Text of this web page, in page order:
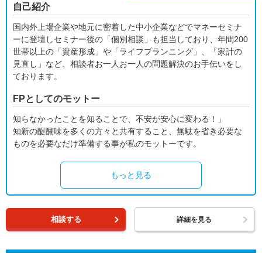
自己紹介
国内外上場企業や地元に密着した中小企業などでマネーセミナ
ーに登壇しセミナー後の「個別相談」も担当しており、年間200
世帯以上の「資産形成」や「ライフプランニング」、「家計の
見直し」など、相談者お一人お一人の問題解決のお手伝いをし
ております。
FPとしてのモットー
知らなかったことを知ることで、不安が安心に変わる！」
知新の醍醐味を多くの方々と共有すること、無駄を省き必要な
ものを必要なだけ準備する事が私のモットーです。
もっと見る
相談する 詳細を見る